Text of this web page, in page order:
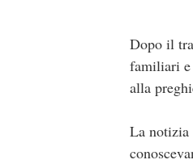
Dopo il
familiari e
alla
La notizia